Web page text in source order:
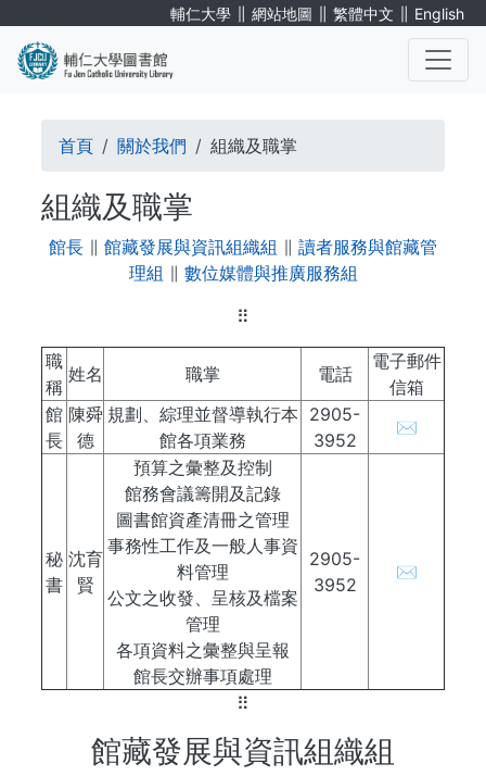
輔仁大學 ∥ 網站地圖 ∥ 繁體中文 ∥ English
導
連
結
首頁 關於我們 組織及職掌
組織及職掌
館長 ∥ 館藏發展與資訊組織組 ∥ 讀者服務與館藏管
理組 ∥ 數位媒體與推廣服務組
⠿
職
稱
姓名 職掌 電話
電子郵件
信箱
館
長
陳舜
德
規劃、綜理並督導執行本
館各項業務
2905-
3952
✉
秘
書
沈育
賢
預算之彙整及控制
館務會議籌開及記錄
圖書館資產清冊之管理
事務性工作及一般人事資
料管理
公文之收發、呈核及檔案
管理
各項資料之彙整與呈報
館長交辦事項處理
2905-
3952
✉
⠿
館藏發展與資訊組織組